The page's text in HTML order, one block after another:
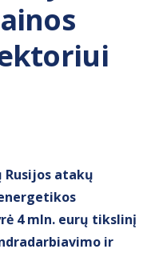
atakų
4 mln. eurų tikslinį
ir